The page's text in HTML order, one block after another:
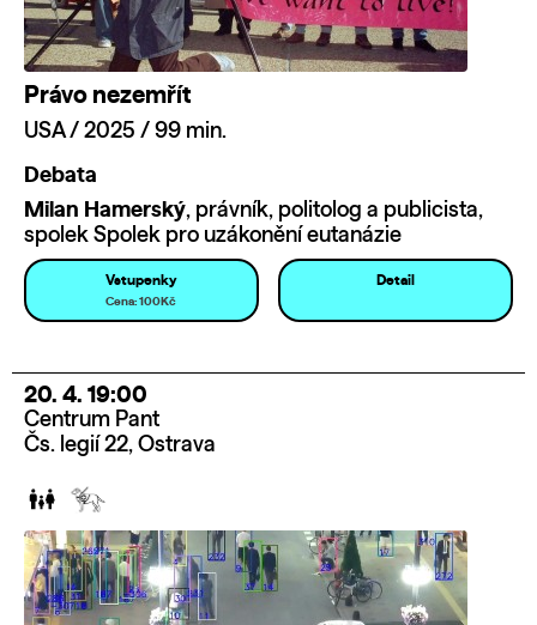
Právo nezemřít
USA / 2025 / 99 min.
Debata
Milan Hamerský, právník, politolog a publicista,
spolek Spolek pro uzákonění eutanázie
Vstupenky
Cena: 100Kč
Detail
20. 4. 19:00
Centrum Pant
Čs. legií 22, Ostrava